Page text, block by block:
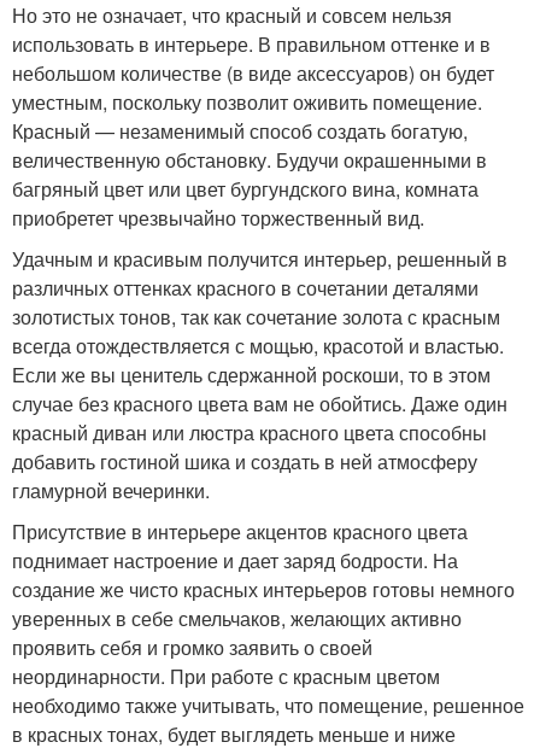
Но это не означает, что красный и совсем нельзя
использовать в интерьере. В правильном оттенке и в
небольшом количестве (в виде аксессуаров) он будет
уместным, поскольку позволит оживить помещение.
Красный — незаменимый способ создать богатую,
величественную обстановку. Будучи окрашенными в
багряный цвет или цвет бургундского вина, комната
приобретет чрезвычайно торжественный вид.
Удачным и красивым получится интерьер, решенный в
различных оттенках красного в сочетании деталями
золотистых тонов, так как сочетание золота с красным
всегда отождествляется с мощью, красотой и властью.
Если же вы ценитель сдержанной роскоши, то в этом
случае без красного цвета вам не обойтись. Даже один
красный диван или люстра красного цвета способны
добавить гостиной шика и создать в ней атмосферу
гламурной вечеринки.
Присутствие в интерьере акцентов красного цвета
поднимает настроение и дает заряд бодрости. На
создание же чисто красных интерьеров готовы немного
уверенных в себе смельчаков, желающих активно
проявить себя и громко заявить о своей
неординарности. При работе с красным цветом
необходимо также учитывать, что помещение, решенное
в красных тонах, будет выглядеть меньше и ниже